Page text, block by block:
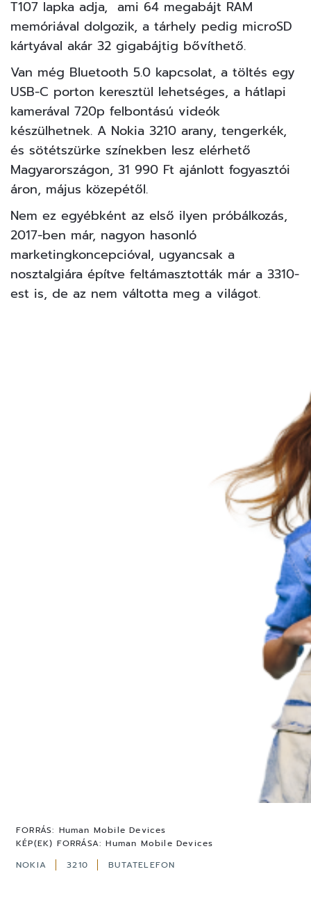
T107 lapka adja, ami 64 megabájt RAM
memóriával dolgozik, a tárhely pedig microSD
kártyával akár 32 gigabájtig bővíthető.
Van még Bluetooth 5.0 kapcsolat, a töltés egy
USB-C porton keresztül lehetséges, a hátlapi
kamerával 720p felbontású videók
készülhetnek. A Nokia 3210 arany, tengerkék,
és sötétszürke színekben lesz elérhető
Magyarországon, 31 990 Ft ajánlott fogyasztói
áron, május közepétől.
Nem ez egyébként az első ilyen próbálkozás,
2017-ben már, nagyon hasonló
marketingkoncepcióval, ugyancsak a
nosztalgiára építve feltámasztották már a 3310-
est is, de az nem váltotta meg a világot.
FORRÁS: Human Mobile Devices
KÉP(EK) FORRÁSA: Human Mobile Devices
NOKIA
3210 BUTATELEFON